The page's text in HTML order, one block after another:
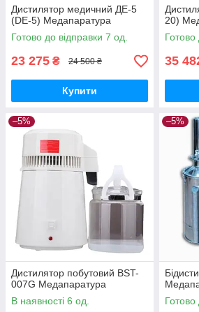
Дистилятор медичний ДЕ-5
(DE-5) Медапаратура
Готово до відправки 7 од.
23 275 ₴ 24 500 ₴
Купити
20)
Готово
35
–5%
Дистилятор побутовий BST-
007G Медапаратура
В наявності 6 од.
–5%
Готово